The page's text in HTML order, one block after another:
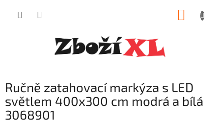
Ručně zatahovací markýza s LED
světlem 400x300 cm modrá a bílá
3068901